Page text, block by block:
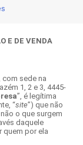
E DE VENDA
com sede na
1, 2 e 3, 4445-
”, é legítima
“site”) que não
o que surgem
daquele
quem por ela